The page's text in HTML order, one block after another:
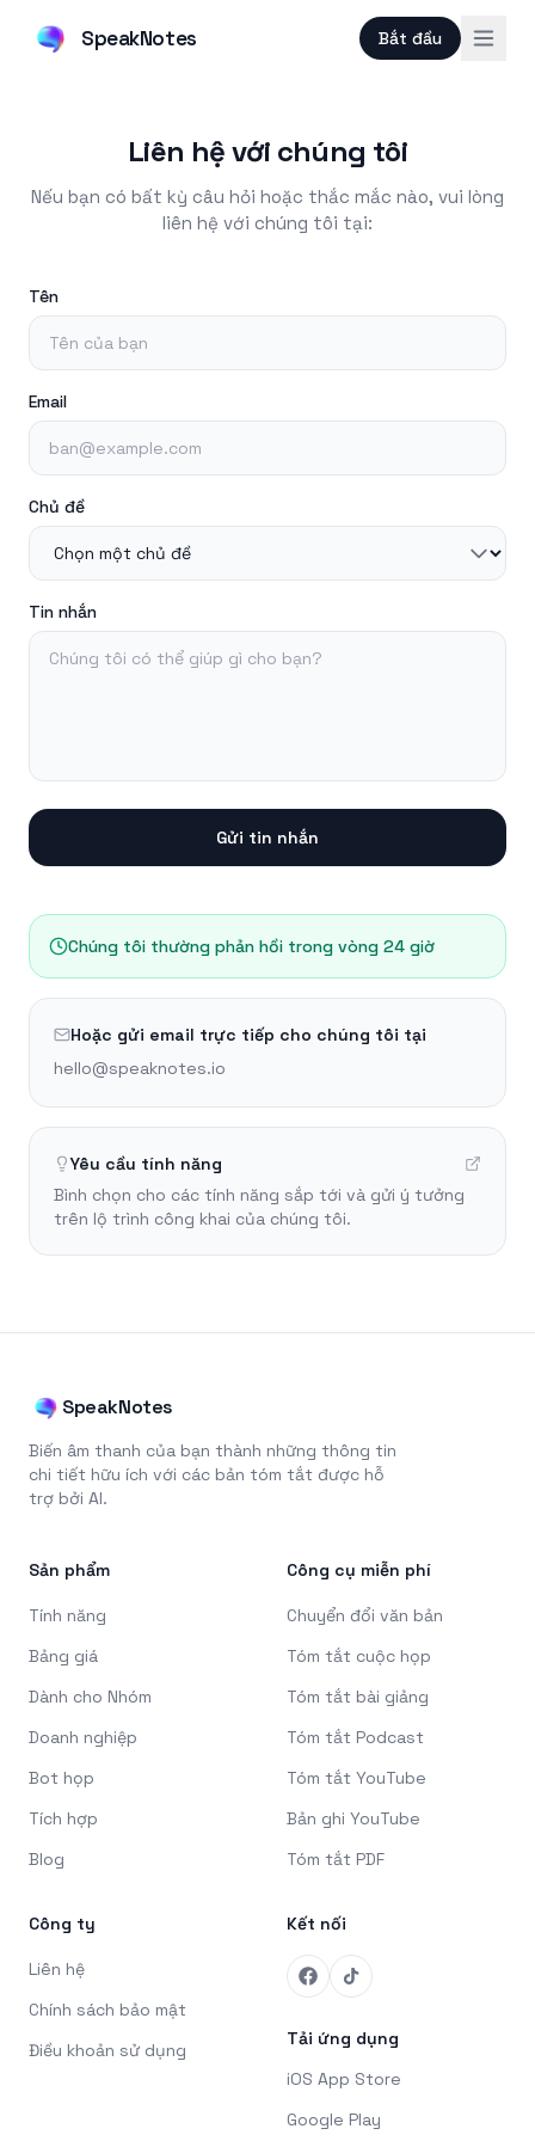
SpeakNotes Bắt đầu
Liên hệ với chúng tôi
Nếu bạn có bất kỳ câu hỏi hoặc thắc mắc nào, vui lòng
liên hệ với chúng tôi tại:
Tên
Email
Chủ đề
Tin nhắn
Gửi tin nhắn
Chúng tôi thường phản hồi trong vòng 24 giờ
Hoặc gửi email trực tiếp cho chúng tôi tại
hello@speaknotes.io
Yêu cầu tính năng
Bình chọn cho các tính năng sắp tới và gửi ý tưởng
trên lộ trình công khai của chúng tôi.
SpeakNotes
Biến âm thanh của bạn thành những thông tin
chi tiết hữu ích với các bản tóm tắt được hỗ
trợ bởi AI.
Sản phẩm
Tính năng
Bảng giá
Dành cho Nhóm
Doanh nghiệp
Bot họp
Tích hợp
Blog
Công cụ miễn phí
Chuyển đổi văn bản
Tóm tắt cuộc họp
Tóm tắt bài giảng
Tóm tắt Podcast
Tóm tắt YouTube
Bản ghi YouTube
Tóm tắt PDF
Công ty
Liên hệ
Chính sách bảo mật
Điều khoản sử dụng
Kết nối
Tải ứng dụng
iOS App Store
Google Play